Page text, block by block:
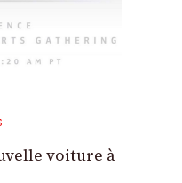
voiture à